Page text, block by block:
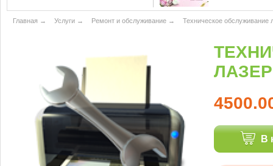
Главная → Услуги → Ремонт и обслуживание → Техническое
В